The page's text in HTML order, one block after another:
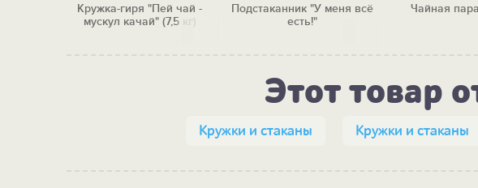
Кружка-гиря "Пей чай -
мускул качай" (7,5 кг)
Подстаканник "У меня всё
есть!"
Чайная
Этот товар
Кружки и стаканы Кружки и стаканы